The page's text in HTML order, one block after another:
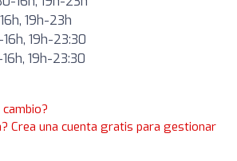
19h-23h
16h, 19h-23:30
16h, 19h-23:30
Crea una cuenta gratis para gestionar